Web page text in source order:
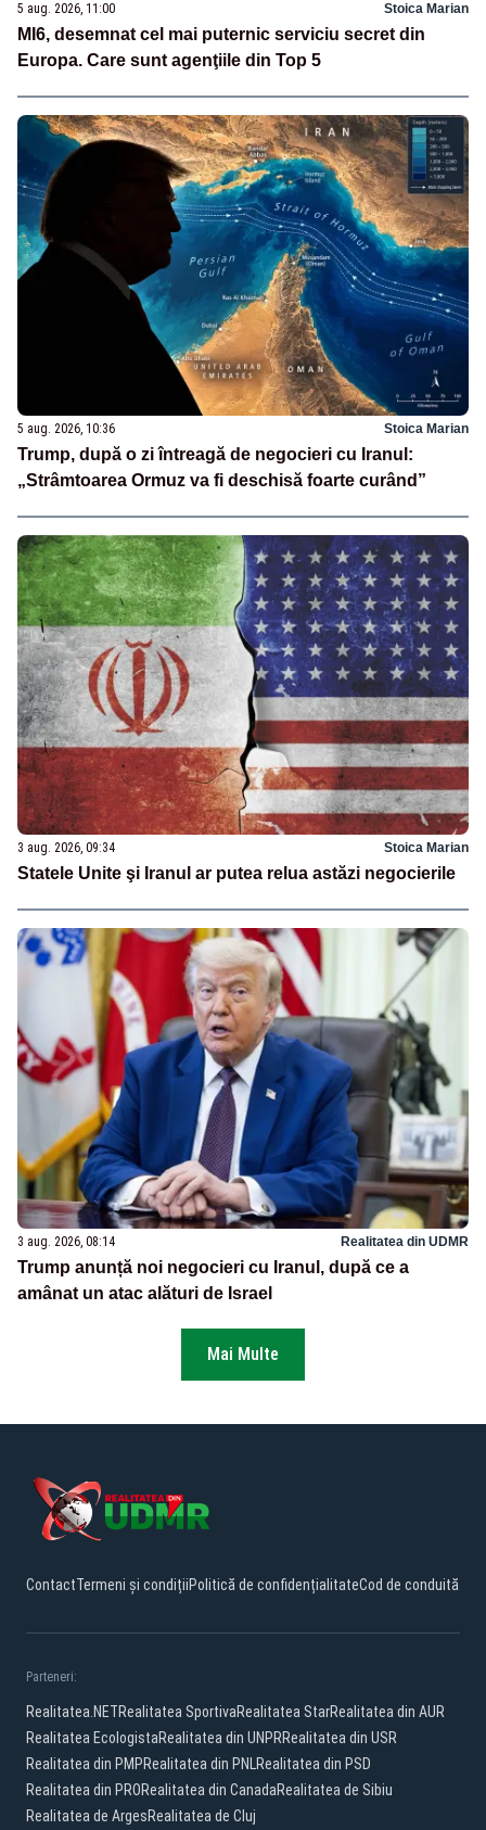
5 aug. 2026, 11:00 Stoica Marian
MI6, desemnat cel mai puternic serviciu secret din
Europa. Care sunt agenţiile din Top 5
5 aug. 2026, 10:36 Stoica Marian
Trump, după o zi întreagă de negocieri cu Iranul:
„Strâmtoarea Ormuz va fi deschisă foarte curând”
3 aug. 2026, 09:34 Stoica Marian
Statele Unite şi Iranul ar putea relua astăzi negocierile
3 aug. 2026, 08:14 Realitatea din UDMR
Trump anunță noi negocieri cu Iranul, după ce a
amânat un atac alături de Israel
Mai Multe
ContactTermeni și condițiiPolitică de confidențialitateCod de conduită
Parteneri:
Realitatea.NETRealitatea SportivaRealitatea StarRealitatea din AUR
Realitatea EcologistaRealitatea din UNPRRealitatea din USR
Realitatea din PMPRealitatea din PNLRealitatea din PSD
Realitatea din PRORealitatea din CanadaRealitatea de Sibiu
Realitatea de ArgesRealitatea de Cluj